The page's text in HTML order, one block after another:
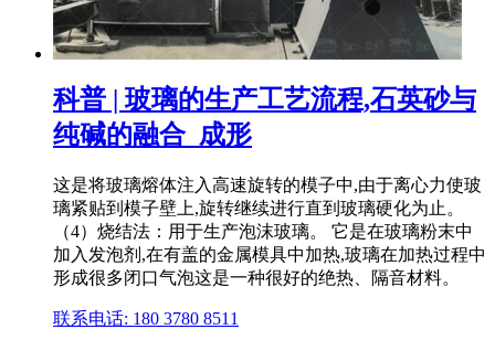
科普 | 玻璃的生产工艺流程,石英砂与
纯碱的融合_成形
这是将玻璃熔体注入高速旋转的模子中,由于离心力使玻
璃紧贴到模子壁上,旋转继续进行直到玻璃硬化为止。
（4）烧结法：用于生产泡沫玻璃。 它是在玻璃粉末中
加入发泡剂,在有盖的金属模具中加热,玻璃在加热过程中
形成很多闭口气泡这是一种很好的绝热、隔音材料。
联系电话: 180 3780 8511